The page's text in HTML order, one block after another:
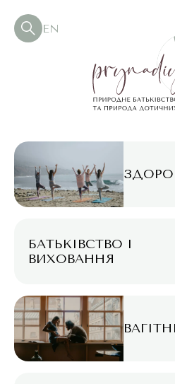
EN
БАТЬКІВСТВО І
ВИХОВАННЯ